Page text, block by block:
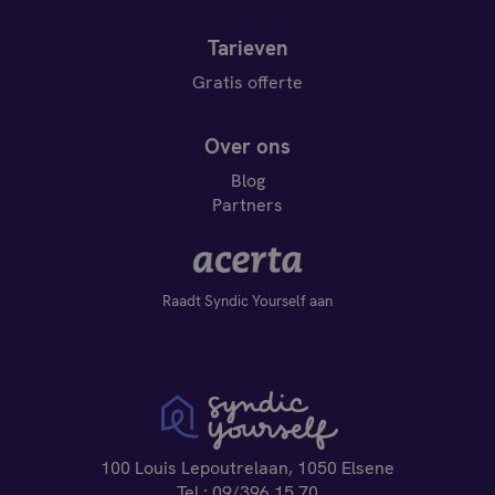
100 Louis Lepoutrelaan, 1050 Elsene
Tarieven
Gratis offerte
Over ons
Blog
Partners
Raadt Syndic Yourself aan